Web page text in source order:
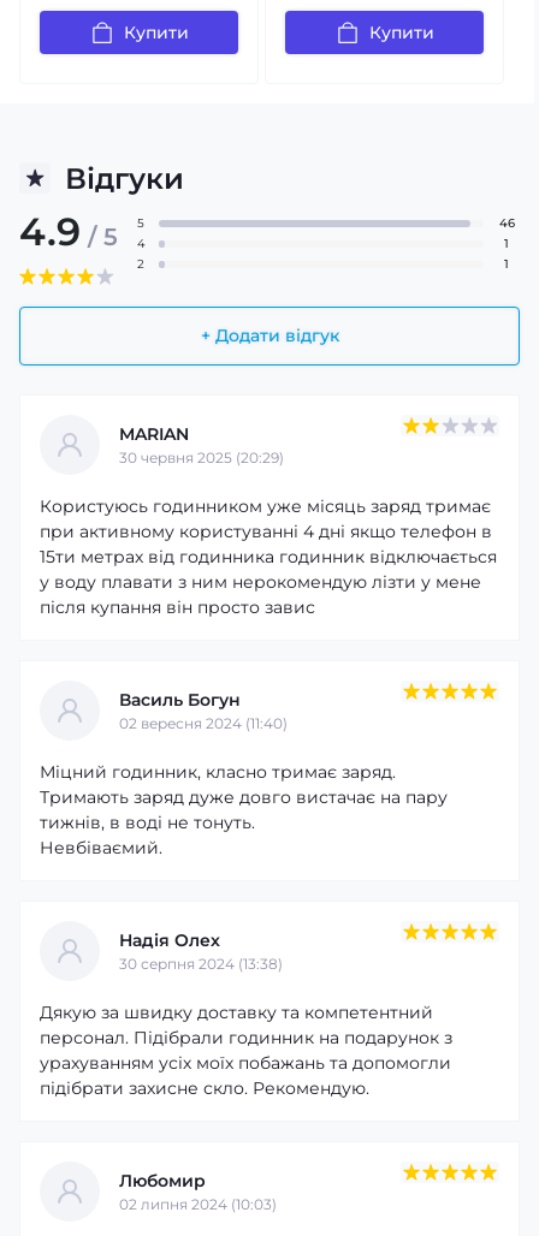
Контроль здоров'я та активності
Смарт-годинник оснащений пульсометром,
фітнес-трекером, що допомагає контролювати фізичну
активність і самопочуття. Яскравий електронний
дисплей відображає час, дату, день тижня та іншу
необхідну інформацію, а підсвічування забезпечує
комфортне використання в будь-який час доби.
Практичний вибір на кожен день
Купити Купити
Відгуки
4.9 / 5
+ Додати відгук
5
46
4
1
2
1
MARIAN
30 червня 2025 (20:29)
Користуюсь годинником уже місяць заряд тримає
при активному користуванні 4 дні якщо телефон в
15ти метрах від годинника годинник відключається
у воду плавати з ним нерокомендую лізти у мене
після купання він просто завис
Василь Богун
02 вересня 2024 (11:40)
Міцний годинник, класно тримає заряд.
Тримають заряд дуже довго вистачає на пару
тижнів, в воді не тонуть.
Невбіваємий.
Надія Олех
30 серпня 2024 (13:38)
Дякую за швидку доставку та компетентний
персонал. Підібрали годинник на подарунок з
урахуванням усіх моїх побажань та допомогли
підібрати захисне скло. Рекомендую.
Любомир
02 липня 2024 (10:03)